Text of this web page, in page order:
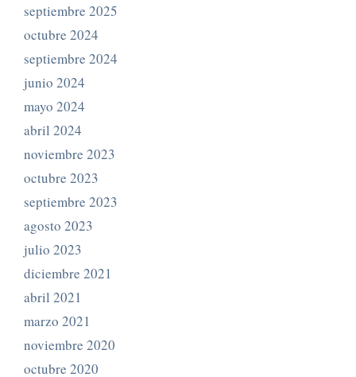
septiembre 2025
octubre 2024
septiembre 2024
junio 2024
mayo 2024
abril 2024
noviembre 2023
octubre 2023
septiembre 2023
agosto 2023
julio 2023
diciembre 2021
abril 2021
marzo 2021
noviembre 2020
octubre 2020